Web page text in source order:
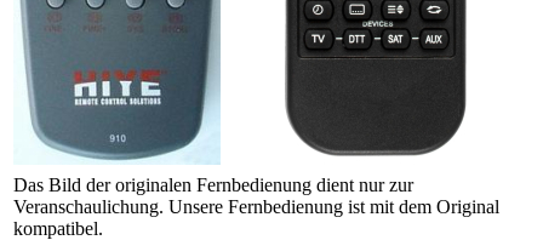
Das Bild der originalen Fernbedienung dient nur zur
Veranschaulichung. Unsere Fernbedienung ist mit dem Original
kompatibel.